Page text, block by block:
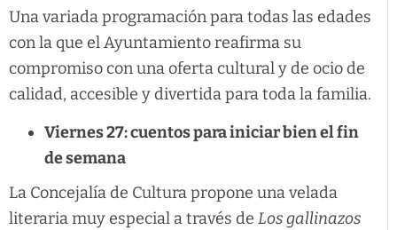
Una variada programación para todas las edades
con la que el Ayuntamiento reafirma su
compromiso con una oferta cultural y de ocio de
calidad, accesible y divertida para toda la familia.
Viernes 27: cuentos para iniciar bien el fin
de semana
La Concejalía de Cultura propone una velada
literaria muy especial a través de Los gallinazos